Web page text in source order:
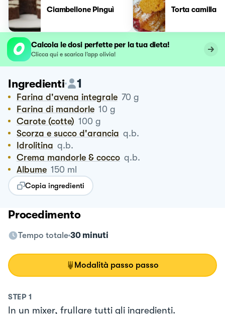
Ciambellone Pinguì Torta camilla
Calcola le dosi perfette per la tua dieta!
Clicca qui e scarica l’app olivia!
Ingredienti 1
Farina d'avena integrale 70 g
Farina di mandorle 10 g
Carote (cotte) 100 g
Scorza e succo d'arancia q.b.
Idrolitina q.b.
Crema mandorle & cocco q.b.
Albume 150 ml
Copia ingredienti
Procedimento
Tempo totale 30 minuti
Modalità passo passo
STEP 1
In un mixer, frullare tutti gli ingredienti.